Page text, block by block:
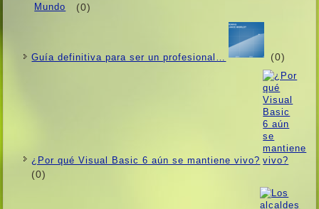
(0)
Guí­a definitiva para ser un profesional… (0)
¿Por qué Visual Basic 6 aún se mantiene vivo?
(0)